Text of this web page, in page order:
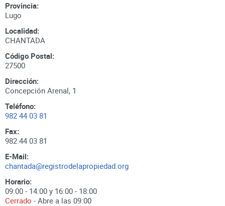
Provincia:
Lugo
Localidad:
CHANTADA
Código Postal:
27500
Dirección:
Concepción Arenal, 1
Teléfono:
982 44 03 81
Fax:
982 44 03 81
E-Mail:
chantada@registrodelapropiedad.org
Horario:
09:00 - 14:00 y 16:00 - 18:00
Cerrado - Abre a las 09:00